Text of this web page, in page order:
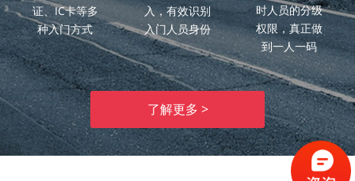
证、IC卡等多
种入门方式
入，有效识别
入门人员身份
时人员的分级
权限，真正做
到一人一码
了解更多 >